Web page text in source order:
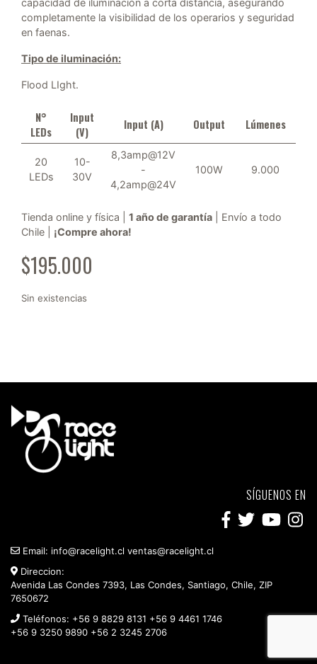
capacidad de iluminación a corta distancia, asegurando
completamente la visibilidad de los operarios y seguridad
en faenas.
Tipo de iluminación:
Flood LIght.
N°
LEDs
Input
(V)
Input (A) Output Lúmenes
20
LEDs
10-
30V
8,3amp@12V
-
4,2amp@24V
100W 9.000
Tienda online y física | 1 año de garantía | Envío a todo
Chile | ¡Compre ahora!
$195.000
Sin existencias
SÍGUENOS EN
Email: info@racelight.cl ventas@racelight.cl
Direccion:
Avenida Las Condes 7393, Las Condes, Santiago, Chile, ZIP
7650672
Teléfonos: +56 9 8829 8131 +56 9 4461 1746
+56 9 3250 9890 +56 2 3245 2706